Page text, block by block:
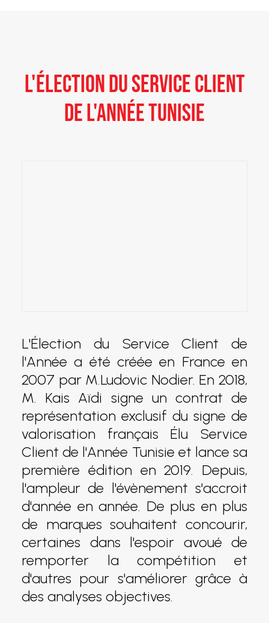
L'ÉLECTION DU SERVICE CLIENT
DE L'ANNÉE TUNISIE
L'Élection du Service Client de
l'Année a été créée en France en
2007 par M.Ludovic Nodier. En 2018,
M. Kais Aïdi signe un contrat de
représentation exclusif du signe de
valorisation français Élu Service
Client de l'Année Tunisie et lance sa
première édition en 2019. Depuis,
l'ampleur de l'évènement s'accroit
d'année en année. De plus en plus
de marques souhaitent concourir,
certaines dans l'espoir avoué de
remporter la compétition et
d'autres pour s'améliorer grâce à
des analyses objectives.